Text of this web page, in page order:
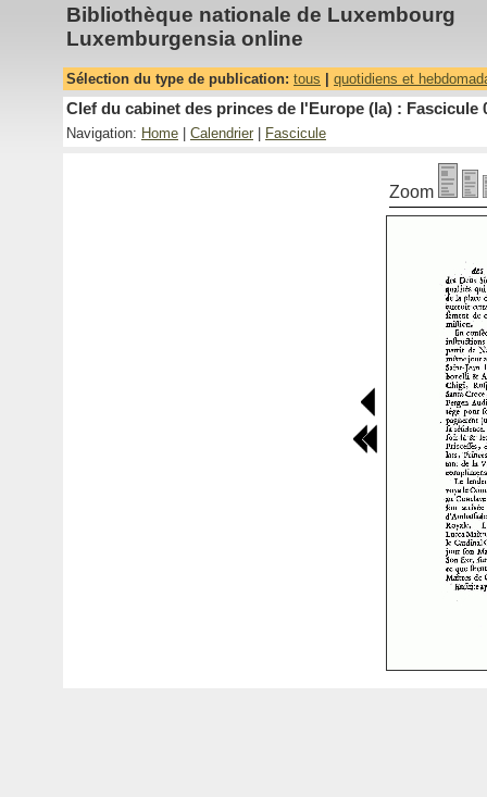
Bibliothèque nationale de Luxembourg
Luxemburgensia online
Sélection du type de publication: tous quotidiens et
Clef du cabinet des princes de l'Europe (la) : Fascicule
Navigation: Home Calendrier Fascicule
Zoom